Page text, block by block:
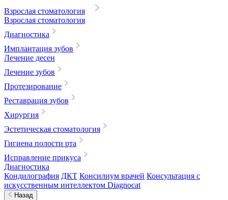
Взрослая стоматология
Взрослая стоматология
Диагностика
Имплантация зубов
Лечение десен
Лечение зубов
Протезирование
Реставрация зубов
Хирургия
Эстетическая стоматология
Гигиена полости рта
Исправление прикуса
Диагностика
Кондилография ДКТ Консилиум врачей Консультация с
искусственным интеллектом Diagnocat
Назад